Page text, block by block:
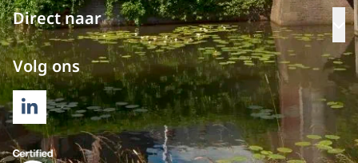
Direct naar
Volg ons
LINKEDIN